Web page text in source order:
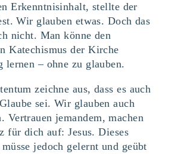
Erkenntnisinhalt, stellte der
Wir glauben etwas. Doch das
nicht. Man könne den
Katechismus der Kirche
lernen – ohne zu glauben.
zeichne aus, dass es auch
sei. Wir glauben auch
Vertrauen jemandem, machen
für dich auf: Jesus. Dieses
jedoch gelernt und geübt